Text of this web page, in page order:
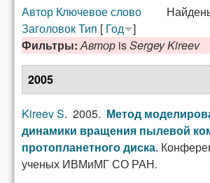
Автор Ключевое слово
ЗаголовокТип [ Год ]
Фильтры:Автор isSergey Kireev
2005
Kireev S. 2005.
Метод
динамики вращения пылевой
протопланетного диска.
ученых ИВМиМГ СО РАН.